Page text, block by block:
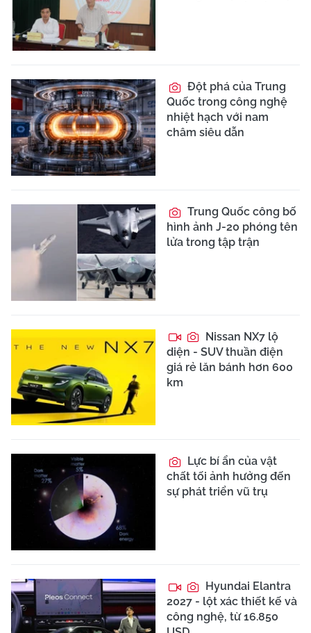
Đột phá của Trung
Quốc trong công nghệ
nhiệt hạch với nam
châm siêu dẫn
Trung Quốc công bố
hình ảnh J-20 phóng tên
lửa trong tập trận
Nissan NX7 lộ
diện - SUV thuần điện
giá rẻ lăn bánh hơn 600
km
Lực bí ẩn của vật
chất tối ảnh hưởng đến
sự phát triển vũ trụ
Hyundai Elantra
2027 - lột xác thiết kế và
công nghệ, từ 16.850